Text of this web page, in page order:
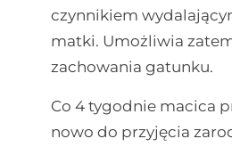
czynnikiem
matki. Umożliwia
zachowania gatunku.
Co 4 tygodnie macica
nowo do przyjęcia